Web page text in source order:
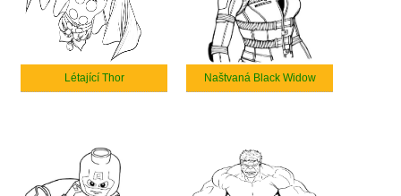
Létající Thor Naštvaná Black Widow